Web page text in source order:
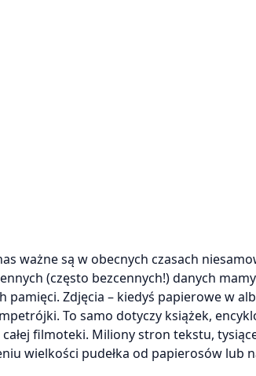
ważne są w obecnych czasach
(często bezcennych!) danych
pamięci. Zdjęcia – kiedyś papierowe w
To samo dotyczy książek,
filmoteki. Miliony stron tekstu,
wielkości pudełka od papierosów lub